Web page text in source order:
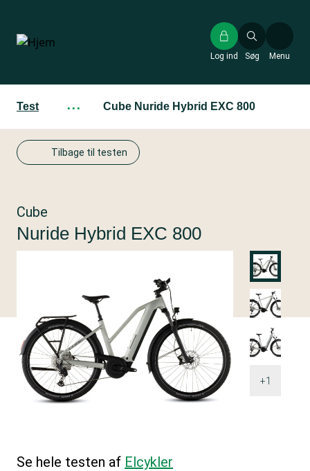
hovedindhold
Søg
Log ind Menu
Test ··· Cube Nuride Hybrid EXC 800
Tilbage til testen
+1
Cube
Nuride Hybrid EXC 800
Se hele testen af Elcykler